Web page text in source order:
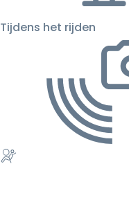
Tijdens het rijden